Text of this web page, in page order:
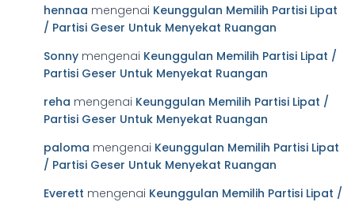
hennaa mengenai Keunggulan Memilih Partisi Lipat
/ Partisi Geser Untuk Menyekat Ruangan
Sonny mengenai Keunggulan Memilih Partisi Lipat /
Partisi Geser Untuk Menyekat Ruangan
reha mengenai Keunggulan Memilih Partisi Lipat /
Partisi Geser Untuk Menyekat Ruangan
paloma mengenai Keunggulan Memilih Partisi Lipat
/ Partisi Geser Untuk Menyekat Ruangan
Everett mengenai Keunggulan Memilih Partisi Lipat /